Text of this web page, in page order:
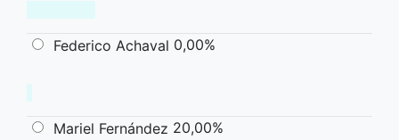
Federico Achaval 0,00%
Mariel Fernández 20,00%